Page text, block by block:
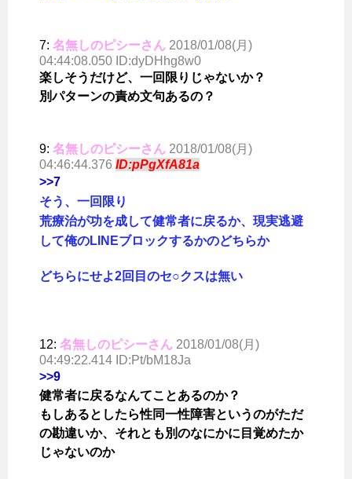
7: 名無しのピシーさん 2018/01/08(月)
04:44:08.050 ID:dyDHhg8w0
楽しそうだけど、一回限りじゃないか？
別パターンの責め文句あるの？
9: 名無しのピシーさん 2018/01/08(月)
04:46:44.376 ID:pPgXfA81a
>>7
そう、一回限り
荒療治が功を成して健常者に戻るか、現実逃避
して俺のLINEブロックするかのどちらか
どちらにせよ2回目のセ○クスは無い
12: 名無しのピシーさん 2018/01/08(月)
04:49:22.414 ID:Pt/bM18Ja
>>9
健常者に戻るなんてことあるのか？
もしあるとしたら性同一性障害というのがただ
の勘違いか、それとも別のなにかに目覚めたか
じゃないのか